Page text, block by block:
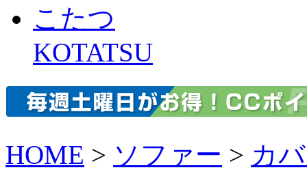
こたつ
KOTATSU
HOME > ソファー > カ